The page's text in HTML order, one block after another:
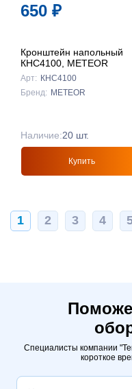
650 ₽
Кронштейн напольный
КНС4100, METEOR
Арт: КНС4100
Бренд: METEOR
Наличие:20 шт.
Купить
1 2 3 4
Специалисты компании
короткое